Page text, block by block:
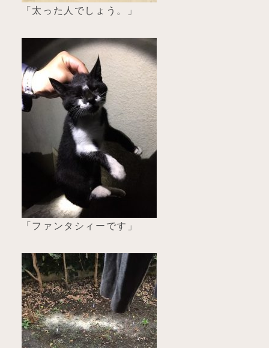
「太った人でしょう。」
「ファンタシィーです」